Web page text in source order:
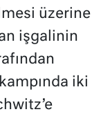
üzerine
işgalinin
iki